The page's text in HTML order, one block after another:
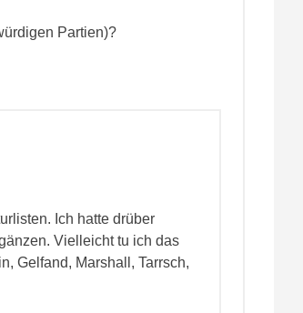
Partien)?
Ich hatte drüber
Vielleicht tu ich das
Gelfand, Marshall, Tarrsch,